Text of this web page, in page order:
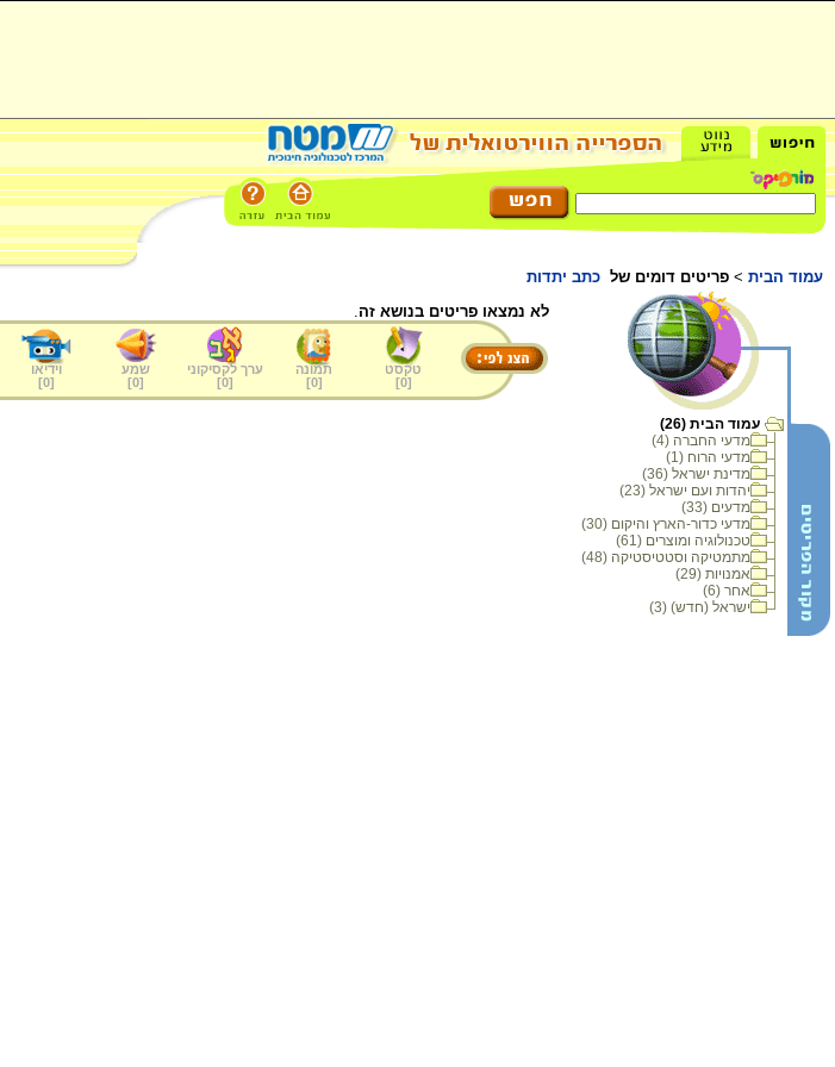
עמוד הבית > פריטים דומים של כתב יתדות
עמוד הבית (26)
מדעי החברה (4)
מדעי הרוח (1)
מדינת ישראל (36)
יהדות ועם ישראל (23)
מדעים (33)
מדעי כדור-הארץ והיקום (30)
טכנולוגיה ומוצרים (61)
מתמטיקה וסטטיסטיקה (48)
אמנויות (29)
אחר (6)
ישראל (חדש) (3)
לא נמצאו פריטים בנושא זה.
טקסט
[
0
]
תמונה
[
0
]
ערך לקסיקוני
[
0
]
שמע
[
0
]
וידיאו
[
0
]